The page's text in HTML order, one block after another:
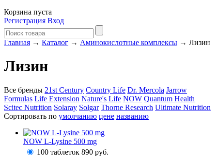
Корзина пуста
Регистрация Вход
Главная → Каталог → Аминокислотные комплексы → Лизин
Лизин
Все бренды 21st Century Country Life Dr. Mercola Jarrow
Formulas Life Extension Nature's Life NOW Quantum Health
Scitec Nutrition Solaray Solgar Thorne Research Ultimate Nutrition
Сортировать по умолчанию цене названию
NOW L-Lysine 500 mg
100 таблеток 890 руб.